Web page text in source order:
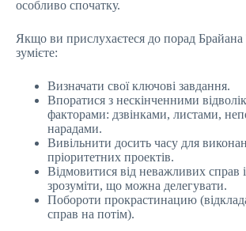
особливо спочатку.
Якщо ви прислухаєтеся до порад Брайана
зумієте:
Визначати свої ключові завдання.
Впоратися з нескінченними
факторами: дзвінками, листами,
нарадами.
Вивільнити досить часу для
пріоритетних проектів.
Відмовитися від неважливих справ і
зрозуміти, що можна делегувати.
Побороти прокрастинацию
справ на потім).